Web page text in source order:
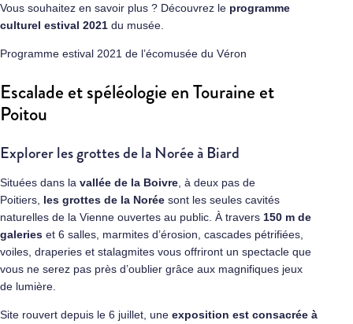
Vous souhaitez en savoir plus ? Découvrez le programme
culturel estival 2021 du musée.
Programme estival 2021 de l’écomusée du Véron
Escalade et spéléologie en Touraine et
Poitou
Explorer les grottes de la Norée à Biard
Situées dans la vallée de la Boivre , à deux pas de
Poitiers, les grottes de la Norée sont les seules cavités
naturelles de la Vienne ouvertes au public. À travers 150 m de
galeries et 6 salles, marmites d’érosion, cascades pétrifiées,
voiles, draperies et stalagmites vous offriront un spectacle que
vous ne serez pas près d’oublier grâce aux magnifiques jeux
de lumière.
Site rouvert depuis le 6 juillet, une exposition est consacrée à